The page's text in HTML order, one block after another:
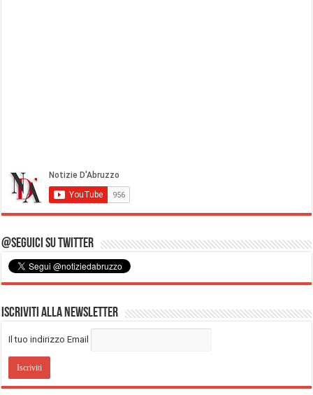
@Seguici su Twitter
Iscriviti alla Newsletter
Il tuo indirizzo Email